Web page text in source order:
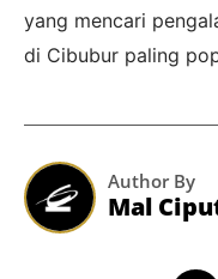
yang mencari
di Cibubur paling
Author By
Mal